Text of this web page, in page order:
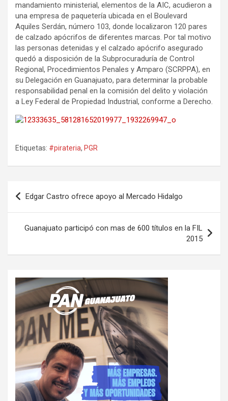
mandamiento ministerial, elementos de la AIC, acudieron a
una empresa de paquetería ubicada en el Boulevard
Aquiles Serdán, número 103, donde localizaron 120 pares
de calzado apócrifos de diferentes marcas. Por tal motivo
las personas detenidas y el calzado apócrifo asegurado
quedó a disposición de la Subprocuraduría de Control
Regional, Procedimientos Penales y Amparo (SCRPPA), en
su Delegación en Guanajuato, para determinar la probable
responsabilidad penal en la comisión del delito y violación
a Ley Federal de Propiedad Industrial, conforme a Derecho.
Etiquetas: #pirateria, PGR
Navegación
de
entradas
Edgar Castro ofrece apoyo al Mercado Hidalgo
Guanajuato participó con mas de 600 títulos en la FIL
2015